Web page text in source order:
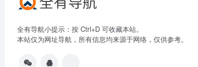
全有导航小提示：按 Ctrl+D 可收藏本站。
本站仅为网址导航，所有信息均来源于网络，仅供参考。